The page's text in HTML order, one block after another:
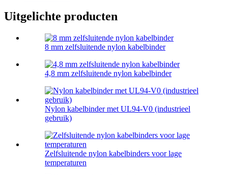
Uitgelichte producten
8 mm zelfsluitende nylon kabelbinder
4,8 mm zelfsluitende nylon kabelbinder
Nylon kabelbinder met UL94-V0 (industrieel
gebruik)
Zelfsluitende nylon kabelbinders voor lage
temperaturen